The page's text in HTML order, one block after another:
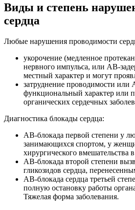
Виды и степень
сердца
Любые нарушения проводимости
укорочение (медленное
нервного импульса, или АВ-
местный характер и могут
затруднение проводимости или
функциональный характер или
органических сердечных
Диагностика блокады сердца:
АВ-блокада первой степени у
занимающихся спортом, у
хирургического
АВ-блокада второй степени
гликозидов сердца,
АВ-блокада сердца третьей
полную остановку работы
Тяжелая форма заболевания.